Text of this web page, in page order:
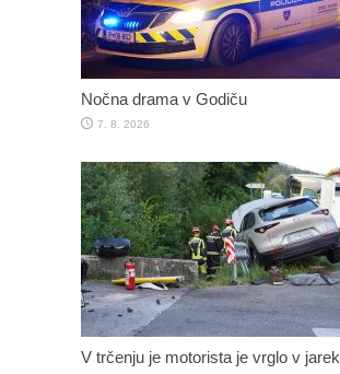
Nočna drama v Godiču
7. 8. 2026
V trčenju je motorista je vrglo v jarek